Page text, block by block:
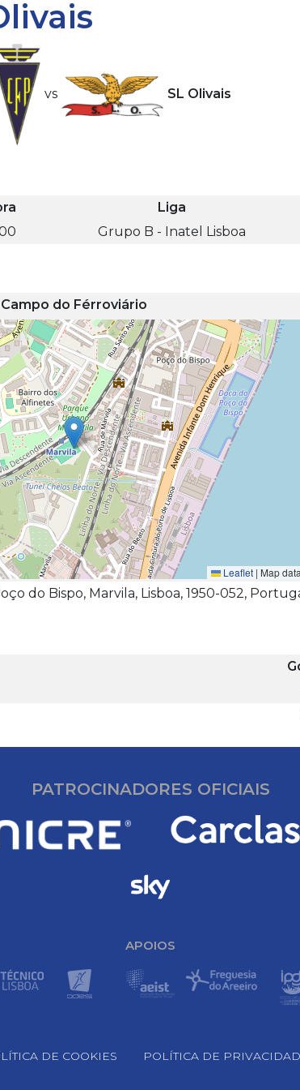
vs SL Olivais
Liga
Grupo B - Inatel Lisboa
Campo do Férroviário
Leaflet | Map
do Bispo, Marvila, Lisboa, 1950-052,
PATROCINADORES OFICIAIS
APOIOS
DE COOKIES POLÍTICA DE